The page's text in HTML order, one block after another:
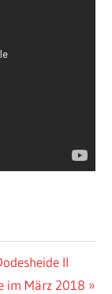
II
im März 2018